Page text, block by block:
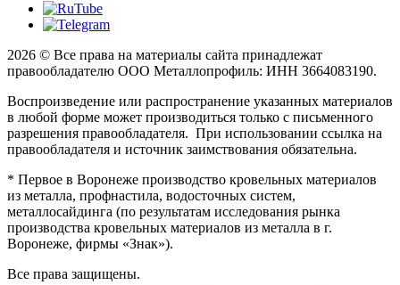
2026 © Все права на материалы сайта принадлежат
правообладателю ООО Металлопрофиль: ИНН 3664083190.
Воспроизведение или распространение указанных материалов
в любой форме может производиться только с письменного
разрешения правообладателя. При использовании ссылка на
правообладателя и источник заимствования обязательна.
* Первое в Воронеже производство кровельных материалов
из металла, профнастила, водосточных систем,
металлосайдинга (по результатам исследования рынка
производства кровельных материалов из металла в г.
Воронеже, фирмы «Знак»).
Все права защищены.